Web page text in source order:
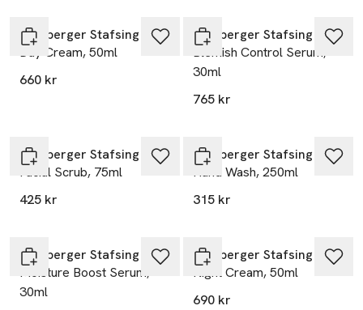
Lernberger Stafsing
Day Cream, 50ml
660 kr
Lernberger Stafsing
Blemish Control Serum,
30ml
765 kr
Lernberger Stafsing
Facial Scrub, 75ml
425 kr
Lernberger Stafsing
Hand Wash, 250ml
315 kr
Lernberger Stafsing
Moisture Boost Serum,
30ml
Lernberger Stafsing
Night Cream, 50ml
690 kr